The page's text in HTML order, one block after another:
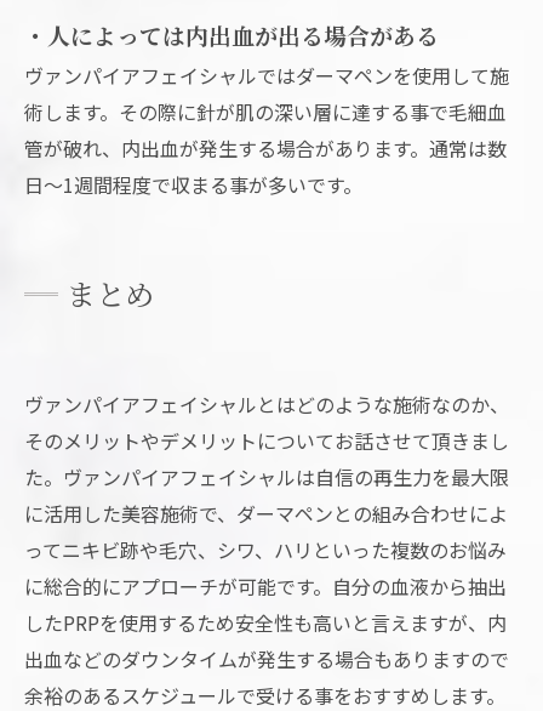
・人によっては内出血が出る場合がある
ヴァンパイアフェイシャルではダーマペンを使用して施
術します。その際に針が肌の深い層に達する事で毛細血
管が破れ、内出血が発生する場合があります。通常は数
日～1週間程度で収まる事が多いです。
まとめ
ヴァンパイアフェイシャルとはどのような施術なのか、
そのメリットやデメリットについてお話させて頂きまし
た。ヴァンパイアフェイシャルは自信の再生力を最大限
に活用した美容施術で、ダーマペンとの組み合わせによ
ってニキビ跡や毛穴、シワ、ハリといった複数のお悩み
に総合的にアプローチが可能です。自分の血液から抽出
したPRPを使用するため安全性も高いと言えますが、内
出血などのダウンタイムが発生する場合もありますので
余裕のあるスケジュールで受ける事をおすすめします。